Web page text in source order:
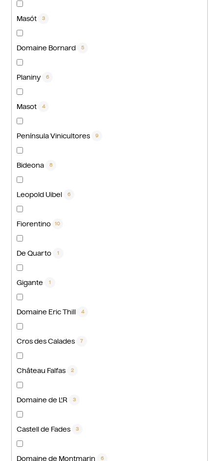
Masót 3
Domaine Bornard 5
Planiny 6
Masot 4
Península Vinicultores 9
Bideona 8
Leopold Uibel 6
Fiorentino 10
De Quarto 1
Gigante 1
Domaine Eric Thill 4
Cros des Calades 7
Château Falfas 2
Domaine de L'R 3
Castell de Fades 3
Domaine de Montmarin 6